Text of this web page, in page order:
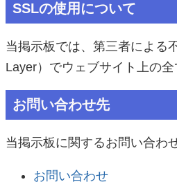
SSLの使用について
当掲示板では、第三者による
Layer）でウェブサイト上の
お問い合わせ先
当掲示板に関するお問い合わ
お問い合わせ